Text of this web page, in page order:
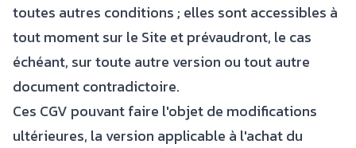
toutes autres conditions ; elles sont accessibles à
tout moment sur le Site et prévaudront, le cas
échéant, sur toute autre version ou tout autre
document contradictoire.
Ces CGV pouvant faire l'objet de modifications
ultérieures, la version applicable à l'achat du